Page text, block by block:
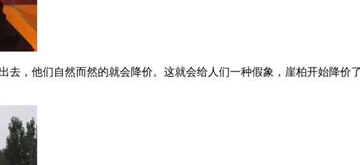
，他们自然而然的就会降价。这就会给人们一种假象，崖柏开始降价